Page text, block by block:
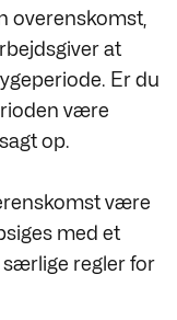
overenskomst,
at
Er du
være
op.
være
med et
regler for